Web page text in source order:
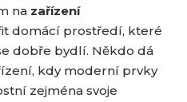
na zařízení
domácí prostředí, které
dobře bydlí. Někdo dá
kdy moderní prvky
zejména svoje